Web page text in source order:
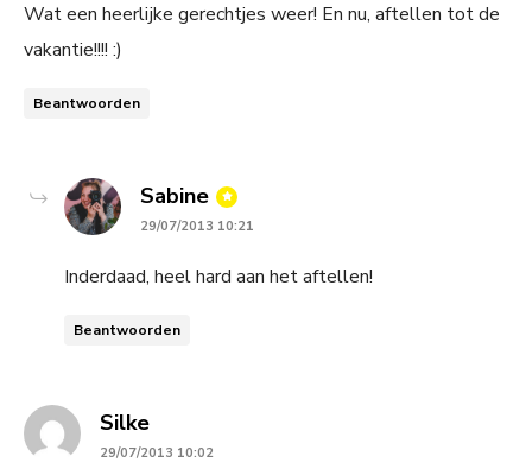
Wat een heerlijke gerechtjes weer! En nu, aftellen tot de
vakantie!!!! :)
Beantwoorden
Sabine says:
29/07/2013 10:21
Inderdaad, heel hard aan het aftellen!
Beantwoorden
Silkesays:
29/07/2013 10:02